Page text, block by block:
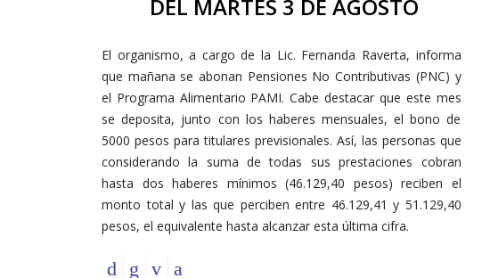
DEL MARTES 3 DE AGOSTO
El organismo, a cargo de la Lic. Fernanda Raverta, informa
que mañana se abonan Pensiones No Contributivas (PNC) y
el Programa Alimentario PAMI. Cabe destacar que este mes
se deposita, junto con los haberes mensuales, el bono de
5000 pesos para titulares previsionales. Así, las personas que
considerando la suma de todas sus prestaciones cobran
hasta dos haberes mínimos (46.129,40 pesos) reciben el
monto total y las que perciben entre 46.129,41 y 51.129,40
pesos, el equivalente hasta alcanzar esta última cifra.